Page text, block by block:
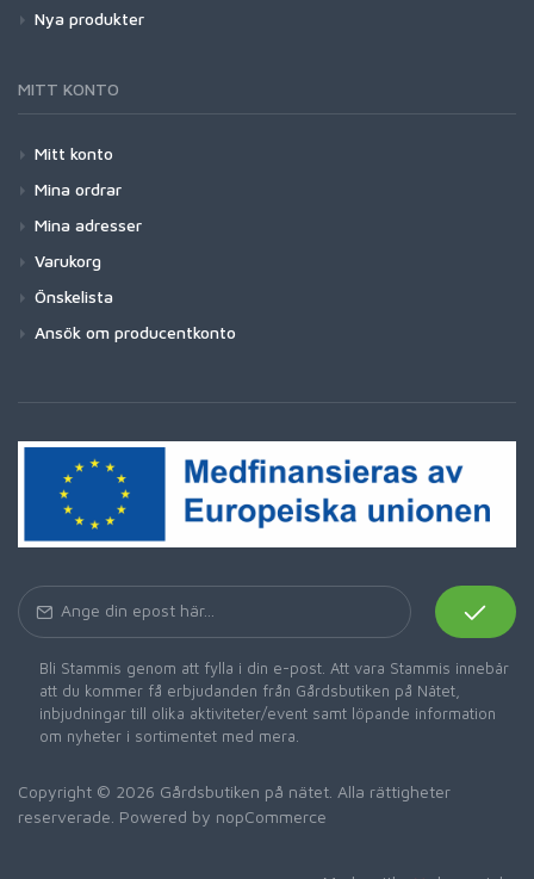
Nya produkter
MITT KONTO
Mitt konto
Mina ordrar
Mina adresser
Varukorg
Önskelista
Ansök om producentkonto
Bli Stammis genom att fylla i din e-post. Att vara Stammis innebär
att du kommer få erbjudanden från Gårdsbutiken på Nätet,
inbjudningar till olika aktiviteter/event samt löpande information
om nyheter i sortimentet med mera.
Copyright © 2026 Gårdsbutiken på nätet. Alla rättigheter
reserverade. Powered by nopCommerce